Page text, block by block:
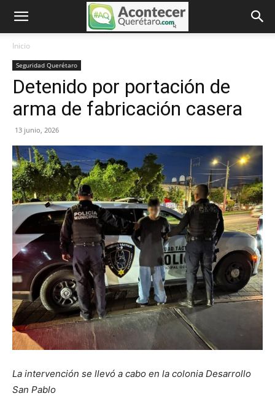
Inicio
Seguridad Querétaro
Detenido por portación de
arma de fabricación casera
13 junio, 2026
La intervención se llevó a cabo en la colonia Desarrollo
San Pablo